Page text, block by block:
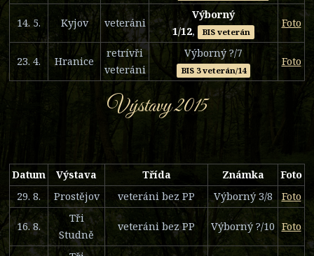
14. 5. Kyjov veteráni
Výborný
1/12, BIS veterán
Foto
23. 4. Hranice
retrívři
veteráni
Výborný ?/7
BIS 3 veterán/14
Foto
Výstavy 2015
Datum Výstava Třída Známka
Foto
29. 8.
Prostějov veteráni bez PP Výborný 3/8 Foto
16. 8.
Tři
Studně
veteráni bez PP Výborný ?/10 Foto